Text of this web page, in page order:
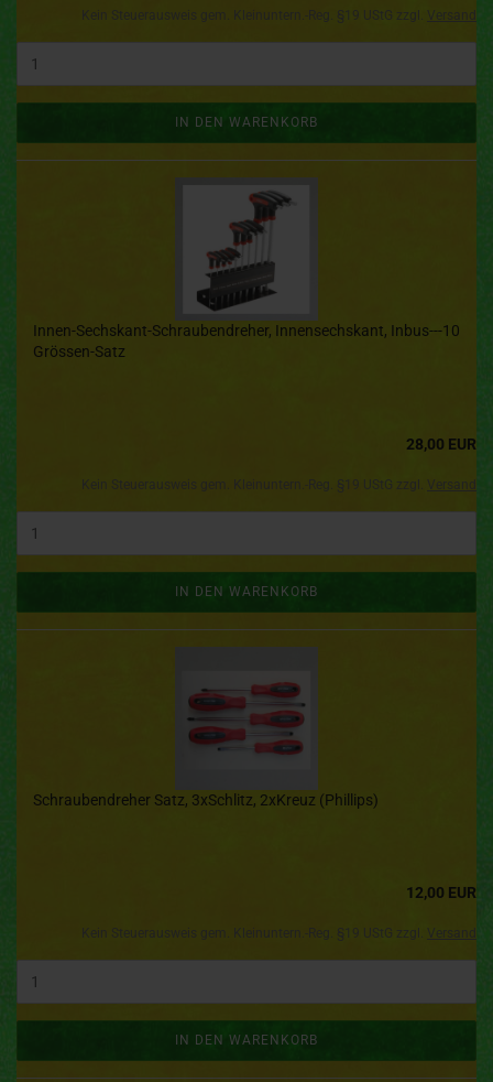
Kein Steuerausweis gem. Kleinuntern.-Reg. §19 UStG zzgl. Versand
IN DEN WARENKORB
Innen-Sechskant-Schraubendreher, Innensechskant, Inbus---10
Grössen-Satz
28,00 EUR
IN DEN WARENKORB
Schraubendreher Satz, 3xSchlitz, 2xKreuz (Phillips)
12,00 EUR
Kein Steuerausweis gem. Kleinuntern.-Reg. §19 UStG zzgl. Versand
IN DEN WARENKORB